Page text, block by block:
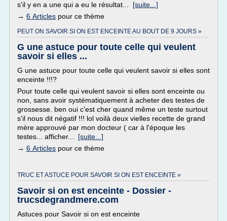
s'il y en a une qui a eu le résultat... [suite...]
→ 6 Articles pour ce thème
PEUT ON SAVOIR SI ON EST ENCEINTE AU BOUT DE 9 JOURS »
G une astuce pour toute celle qui veulent
savoir si elles ...
G une astuce pour toute celle qui veulent savoir si elles sont
enceinte !!!?
Pour toute celle qui veulent savoir si elles sont enceinte ou
non, sans avoir systématiquement à acheter des testes de
grossesse. ben oui c'est cher quand même un teste surtout
s'il nous dit négatif !!! lol voilà deux vielles recette de grand
mère approuvé par mon docteur ( car à l'époque les
testes... afficher... [suite...]
→ 6 Articles pour ce thème
TRUC ET ASTUCE POUR SAVOIR SI ON EST ENCEINTE »
Savoir si on est enceinte - Dossier -
trucsdegrandmere.com
Astuces pour Savoir si on est enceinte